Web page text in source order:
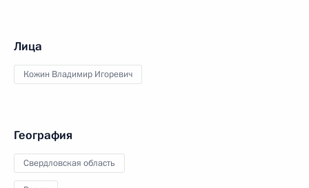
Лица
Кожин Владимир Игоревич
География
Свердловская область